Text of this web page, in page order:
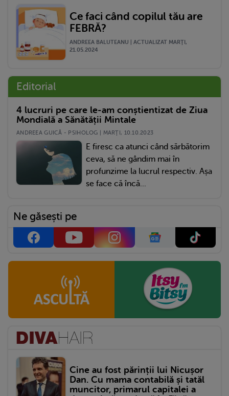
Ce faci când copilul tău are
FEBRĂ?
ANDREEA BALUTEANU | ACTUALIZAT MARŢI,
21.05.2024
Editorial
4 lucruri pe care le-am conștientizat de Ziua
Mondială a Sănătății Mintale
ANDREEA GUICĂ - PSIHOLOG | MARŢI, 10.10.2023
E firesc ca atunci când sărbătorim
ceva, să ne gândim mai în
profunzime la lucrul respectiv. Așa
se face că încă...
Ne găsești pe
Cine au fost părinții lui Nicușor
Dan. Cu mama contabilă și tatăl
muncitor, primarul capitalei a